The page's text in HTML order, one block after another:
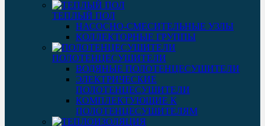
ТЕПЛЫЙ ПОЛ
НАСОСНО-СМЕСИТЕЛЬНЫЕ УЗЛЫ
КОЛЛЕКТОРНЫЕ ГРУППЫ
ПОЛОТЕНЦЕСУШИТЕЛИ
ВОДЯНЫЕ ПОЛОТЕНЦЕСУШИТЕЛИ
ЭЛЕКТРИЧЕСКИЕ
ПОЛОТЕНЦЕСУШИТЕЛИ
КОМПЛЕКТУЮЩИЕ К
ПОЛОТЕНЦЕСУШИТЕЛЯМ